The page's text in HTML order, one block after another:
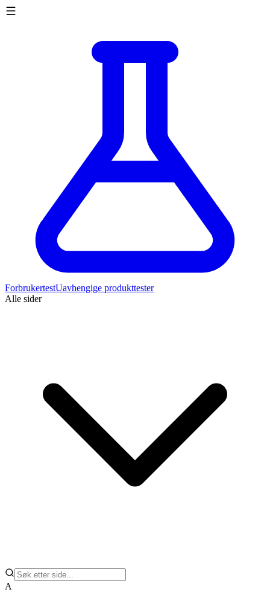
ForbrukertestUavhengige produkttester
Alle sider
A